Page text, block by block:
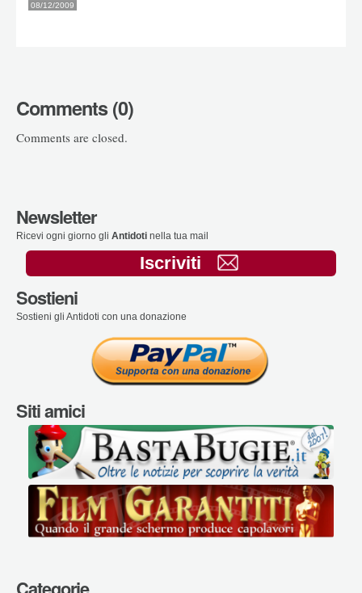
08/12/2009
Comments (0)
Comments are closed.
Newsletter
Ricevi ogni giorno gli Antidoti nella tua mail
Iscriviti
Sostieni
Sostieni gli Antidoti con una donazione
Siti amici